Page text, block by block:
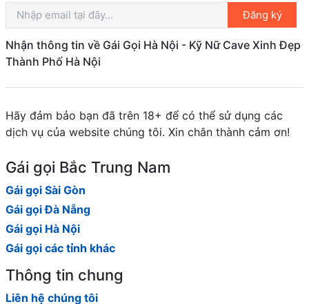
Đăng ký
Nhận thông tin về Gái Gọi Hà Nội - Kỹ Nữ Cave Xinh Đẹp
Thành Phố Hà Nội
Hãy đảm bảo bạn đã trên 18+ để có thể sử dụng các
dịch vụ của website chúng tôi. Xin chân thành cảm ơn!
Gái gọi Bắc Trung Nam
Gái gọi Sài Gòn
Gái gọi Đà Nẵng
Gái gọi Hà Nội
Gái gọi các tỉnh khác
Thông tin chung
Liên hệ chúng tôi